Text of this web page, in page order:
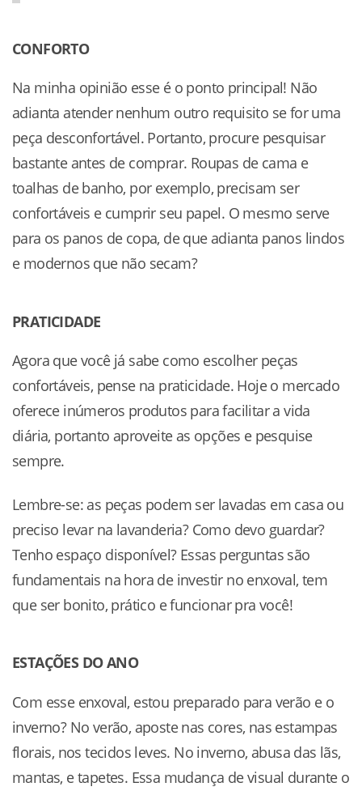
CONFORTO
Na minha opinião esse é o ponto principal! Não
adianta atender nenhum outro requisito se for uma
peça desconfortável. Portanto, procure pesquisar
bastante antes de comprar. Roupas de cama e
toalhas de banho, por exemplo, precisam ser
confortáveis e cumprir seu papel. O mesmo serve
para os panos de copa, de que adianta panos lindos
e modernos que não secam?
PRATICIDADE
Agora que você já sabe como escolher peças
confortáveis, pense na praticidade. Hoje o mercado
oferece inúmeros produtos para facilitar a vida
diária, portanto aproveite as opções e pesquise
sempre.
Lembre-se: as peças podem ser lavadas em casa ou
preciso levar na lavanderia? Como devo guardar?
Tenho espaço disponível? Essas perguntas são
fundamentais na hora de investir no enxoval, tem
que ser bonito, prático e funcionar pra você!
ESTAÇÕES DO ANO
Com esse enxoval, estou preparado para verão e o
inverno? No verão, aposte nas cores, nas estampas
florais, nos tecidos leves. No inverno, abusa das lãs,
mantas, e tapetes. Essa mudança de visual durante o